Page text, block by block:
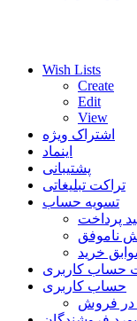
Wish Lists
Create
Edit
View
اشتراک ویژه
اینماد
پشتیبانی
تراکت تبلیغاتی
تسویه حساب
پرداخت
ناموفق
خرید
حساب کاربری
حساب کاربری
در فروش